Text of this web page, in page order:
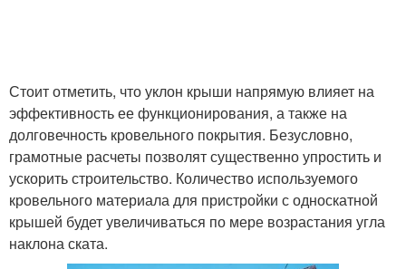
Стоит отметить, что уклон крыши напрямую влияет на
эффективность ее функционирования, а также на
долговечность кровельного покрытия. Безусловно,
грамотные расчеты позволят существенно упростить и
ускорить строительство. Количество используемого
кровельного материала для пристройки с односкатной
крышей будет увеличиваться по мере возрастания угла
наклона ската.